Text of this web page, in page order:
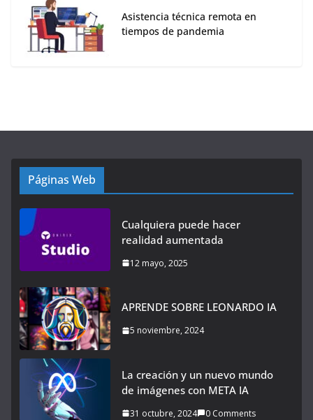
Asistencia técnica remota en
tiempos de pandemia
Páginas Web
Cualquiera puede hacer
realidad aumentada
12 mayo, 2025
APRENDE SOBRE LEONARDO IA
5 noviembre, 2024
La creación y un nuevo mundo
de imágenes con META IA
31 octubre, 2024 0 Comments